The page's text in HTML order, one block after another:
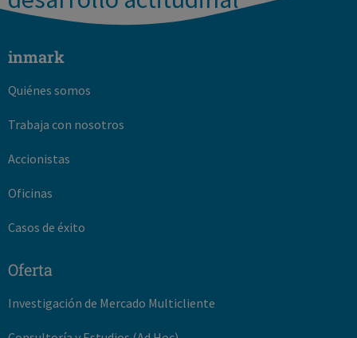
inmark
Quiénes somos
Trabaja con nosotros
Accionistas
Oficinas
Casos de éxito
Oferta
Investigación de Mercado Multicliente